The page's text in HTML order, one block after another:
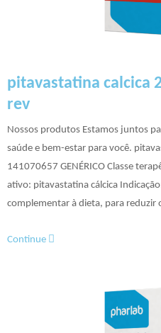
pitavastatina calcica
rev
Nossos produtos Estamos juntos
saúde e bem-estar para você.
141070657 GENÉRICO Classe
ativo: pitavastatina cálcica
complementar à dieta, para reduzir
Continue